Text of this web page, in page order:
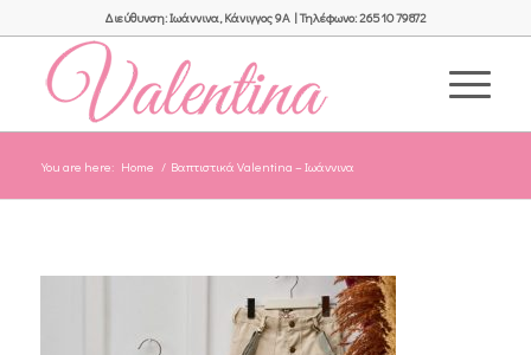
Διεύθυνση: Ιωάννινα, Κάνιγγος 9Α | Τηλέφωνο: 26510 79872
You are here: Home / Βαπτιστικά Valentina – Ιωάννινα